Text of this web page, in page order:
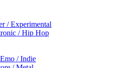
/ Experimental
/ Hip Hop
/ Indie